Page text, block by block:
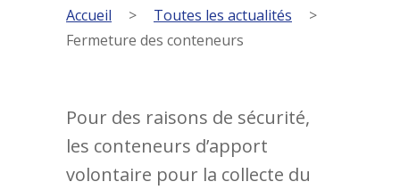
Accueil > Toutes les actualités
>
Fermeture des conteneurs
Pour des raisons de sécurité,
les conteneurs d’apport
volontaire pour la collecte du